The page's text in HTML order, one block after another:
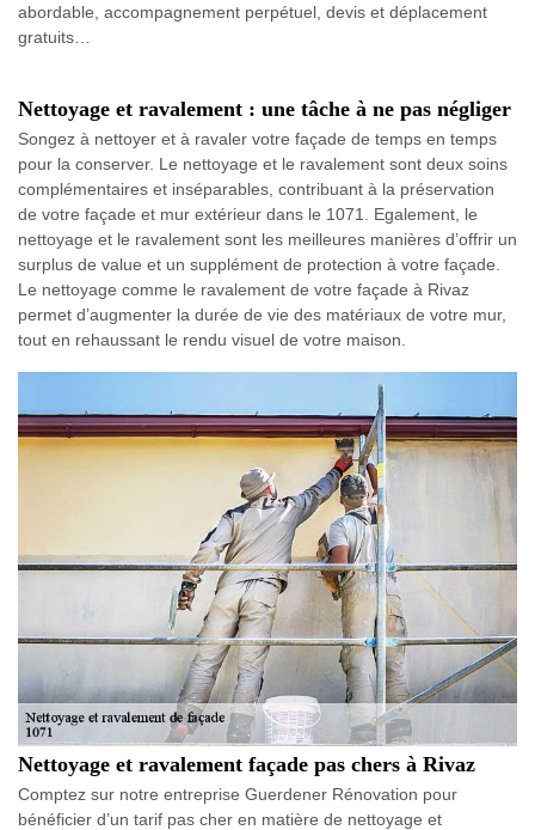
abordable, accompagnement perpétuel, devis et déplacement
gratuits…
Nettoyage et ravalement : une tâche à ne pas négliger
Songez à nettoyer et à ravaler votre façade de temps en temps
pour la conserver. Le nettoyage et le ravalement sont deux soins
complémentaires et inséparables, contribuant à la préservation
de votre façade et mur extérieur dans le 1071. Egalement, le
nettoyage et le ravalement sont les meilleures manières d’offrir un
surplus de value et un supplément de protection à votre façade.
Le nettoyage comme le ravalement de votre façade à Rivaz
permet d’augmenter la durée de vie des matériaux de votre mur,
tout en rehaussant le rendu visuel de votre maison.
Nettoyage et ravalement façade pas chers à Rivaz
Comptez sur notre entreprise Guerdener Rénovation pour
bénéficier d’un tarif pas cher en matière de nettoyage et